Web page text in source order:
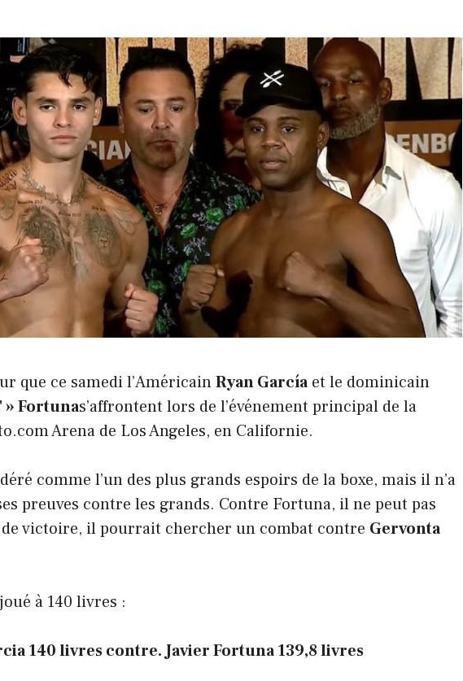
que ce samedi l’AméricainRyan Garcíaet le dominicain
» Fortunas’affrontent lors de l’événement principal de la
Arena de Los Angeles, en Californie.
comme l’un des plus grands espoirs de la boxe, mais il n’a
preuves contre les grands. Contre Fortuna, il ne peut pas
de victoire, il pourrait chercher un combat contre Gervonta
à 140 livres :
140 livres contre. Javier Fortuna 139,8 livres